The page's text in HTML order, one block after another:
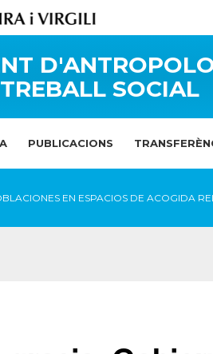
SOCIAL
PUBLICACIONS
EN ESPACIOS DE ACOGIDA